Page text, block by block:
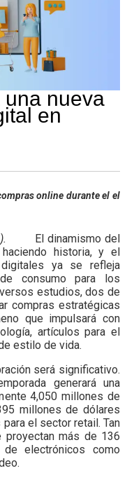
nueva
en
online durante el el
El dinamismo del
historia, y el
ya se refleja
consumo para los
estudios, dos de
compras estratégicas
que impulsará con
artículos para el
estilo de vida.
será significativo.
generará una
4,050 millones de
millones de dólares
el sector retail. Tan
más de 136
electrónicos como